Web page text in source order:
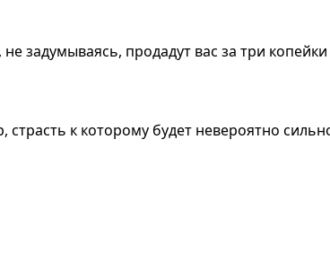
задумываясь, продадут вас за три копейки
к которому будет невероятно